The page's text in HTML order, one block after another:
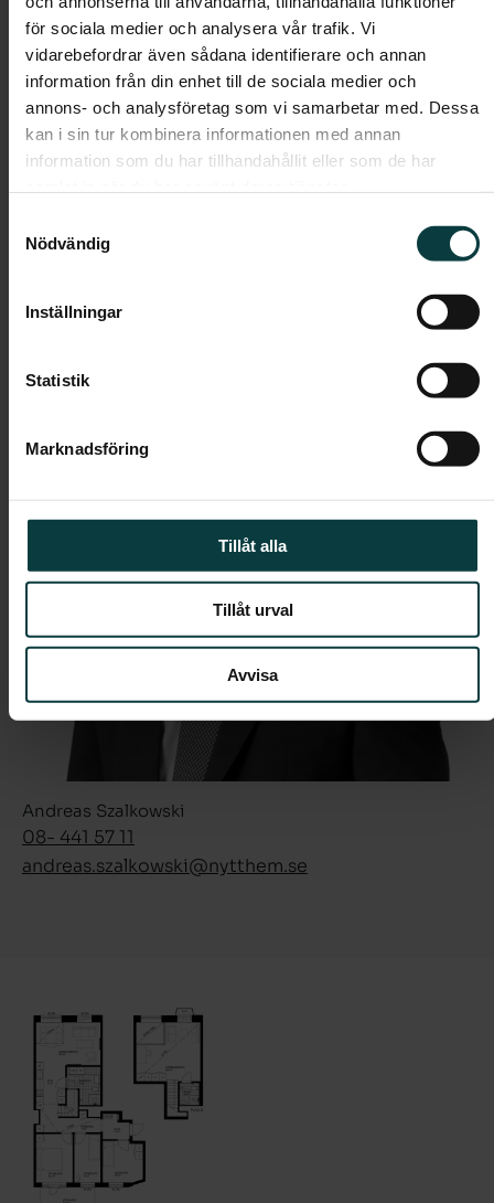
för sociala medier och analysera vår trafik. Vi
vidarebefordrar även sådana identifierare och annan
information från din enhet till de sociala medier och
annons- och analysföretag som vi samarbetar med. Dessa
kan i sin tur kombinera informationen med annan
information som du har tillhandahållit eller som de har
Nödvändig
Inställningar
Statistik
Marknadsföring
Tillåt alla
Tillåt urval
Avvisa
Boendeform: Bostadsrätt
Boarea: 111 kvm
Våning: -
Dokument
Andreas Szalkowski
08- 441 57 11
andreas.szalkowski­@nytthem.se